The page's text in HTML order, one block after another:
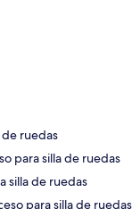
de ruedas
para silla de ruedas
silla de ruedas
para silla de ruedas